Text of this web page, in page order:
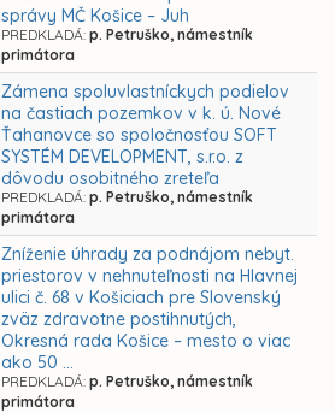
správy MČ Košice – Juh
PREDKLADÁ: p. Petruško, námestník
primátora
Zámena spoluvlastníckych podielov
na častiach pozemkov v k. ú. Nové
Ťahanovce so spoločnosťou SOFT
SYSTÉM DEVELOPMENT, s.r.o. z
dôvodu osobitného zreteľa
PREDKLADÁ: p. Petruško, námestník
primátora
Zníženie úhrady za podnájom nebyt.
priestorov v nehnuteľnosti na Hlavnej
ulici č. 68 v Košiciach pre Slovenský
zväz zdravotne postihnutých,
Okresná rada Košice – mesto o viac
ako 50 ...
PREDKLADÁ: p. Petruško, námestník
primátora